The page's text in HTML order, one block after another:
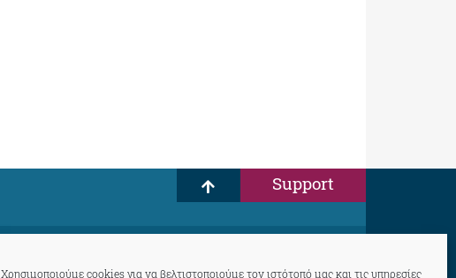
Χρησιμοποιούμε cookies για να βελτιστοποιούμε τον ιστότοπό μας και τις υπηρεσίες
Support